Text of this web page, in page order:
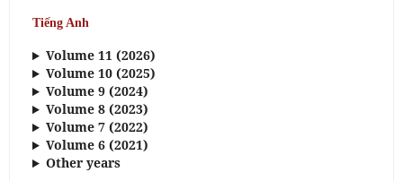
Tiếng Anh
Volume 11 (2026)
Volume 10 (2025)
Volume 9 (2024)
Volume 8 (2023)
Volume 7 (2022)
Volume 6 (2021)
Other years